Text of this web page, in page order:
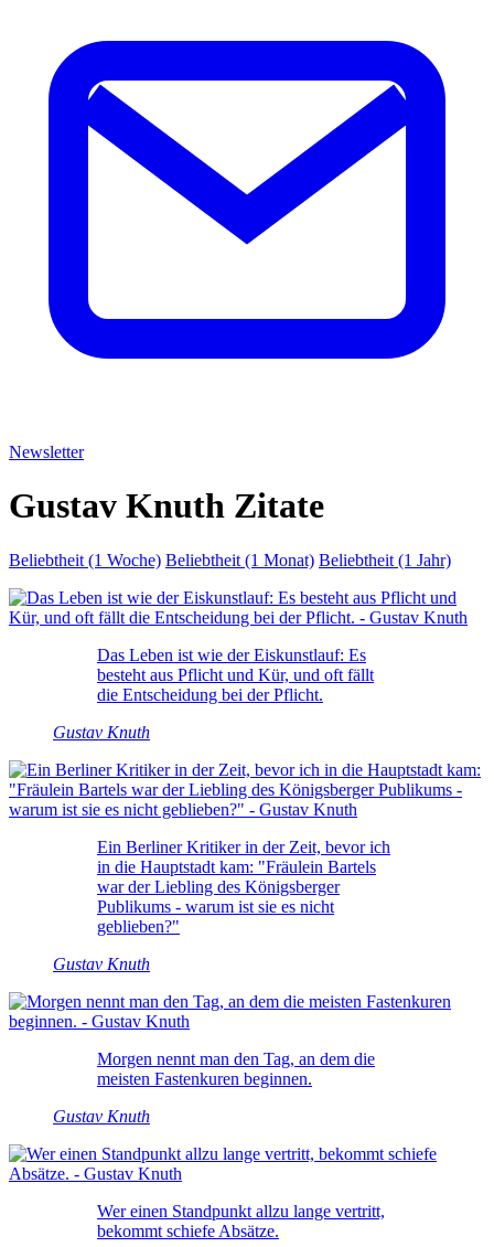
Newsletter
Gustav Knuth Zitate
Beliebtheit (1 Woche) Beliebtheit (1 Monat) Beliebtheit (1 Jahr)
Das Leben ist wie der Eiskunstlauf: Es
besteht aus Pflicht und Kür, und oft fällt
die Entscheidung bei der Pflicht.
Gustav Knuth
Ein Berliner Kritiker in der Zeit, bevor ich
in die Hauptstadt kam: "Fräulein Bartels
war der Liebling des Königsberger
Publikums - warum ist sie es nicht
geblieben?"
Gustav Knuth
Morgen nennt man den Tag, an dem die
meisten Fastenkuren beginnen.
Gustav Knuth
Wer einen Standpunkt allzu lange vertritt,
bekommt schiefe Absätze.